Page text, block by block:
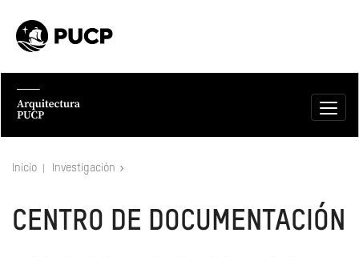
Inicio Investigación
CENTRO DE DOCUMENTACIÓN